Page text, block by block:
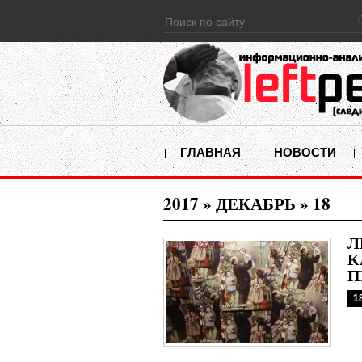
ГЛАВНАЯ НОВОСТИ
2017 » ДЕКАБРЬ » 18